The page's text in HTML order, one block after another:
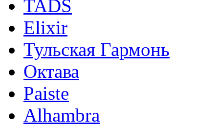
TADS
Elixir
Тульская Гармонь
Октава
Paiste
Alhambra